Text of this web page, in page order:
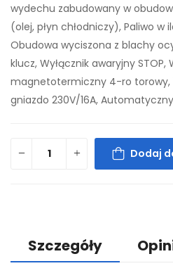
wydechu zabudowany w
(olej, płyn chłodniczy), Paliwo
Obudowa wyciszona z blachy
klucz, Wyłącznik awaryjny STOP,
magnetotermiczny 4-ro torowy,
gniazdo 230V/16A,
Dodaj
Szczegóły